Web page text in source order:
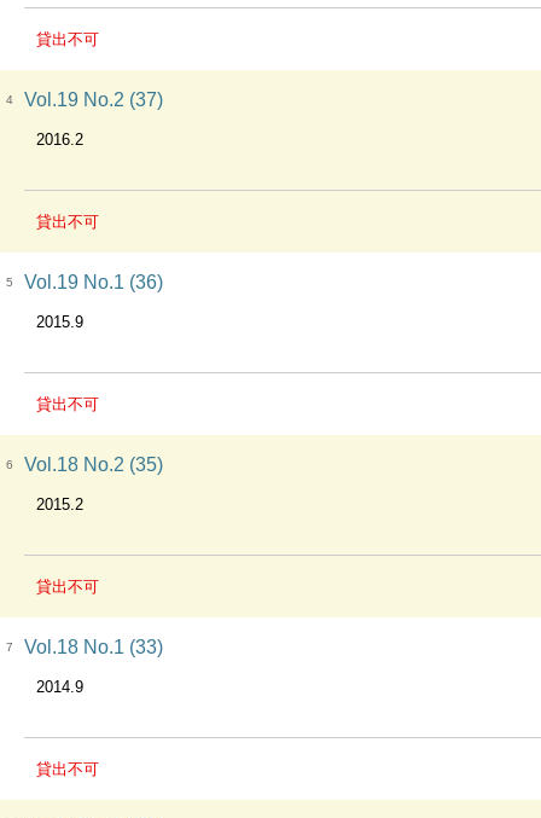
貸出不可
4 Vol.19 No.2 (37)
2016.2
貸出不可
5 Vol.19 No.1 (36)
2015.9
貸出不可
6 Vol.18 No.2 (35)
2015.2
貸出不可
7 Vol.18 No.1 (33)
2014.9
貸出不可